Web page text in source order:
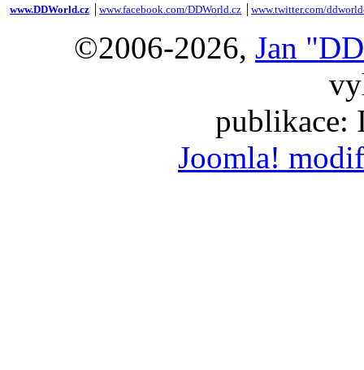
www.DDWorld.cz www.facebook.com/DDWorld.cz www.twitter.com/
©2006-2026, Jan
publikace:
Joomla!